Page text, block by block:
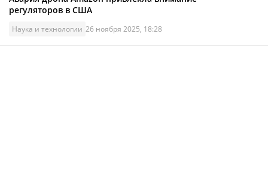
регуляторов в США
Наука и технологии 26 ноября 2025, 18:28